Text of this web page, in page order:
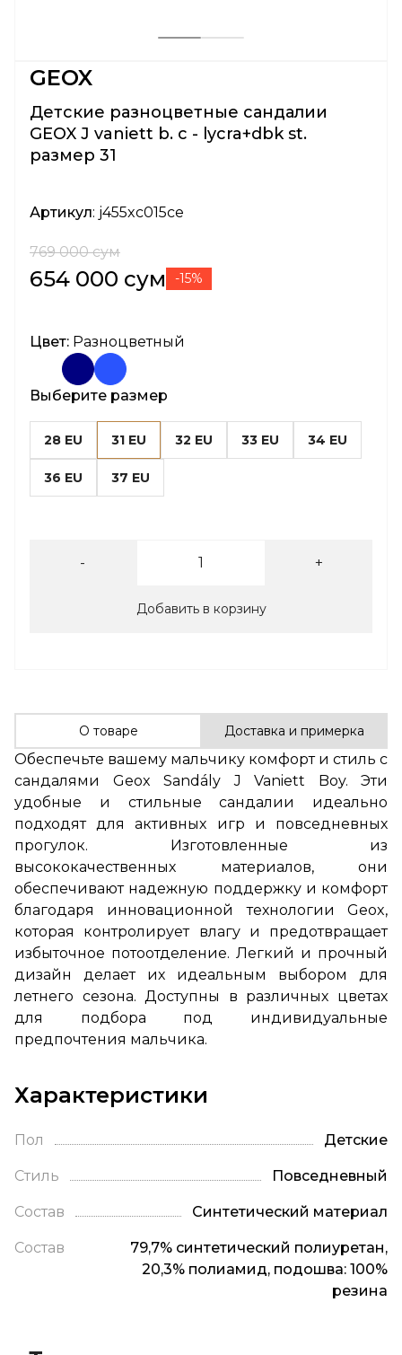
GEOX
Детские разноцветные сандалии
GEOX J vaniett b. c - lycra+dbk st.
размер 31
Артикул: j455xc015ce
769 000 сум
654 000 сум -15%
Цвет: Разноцветный
Выберите размер
28 EU 31 EU 32 EU 33 EU 34 EU
36 EU 37 EU
- +
Добавить в корзину
О товаре Доставка и примерка
Обеспечьте вашему мальчику комфорт и стиль с
сандалями Geox Sandály J Vaniett Boy. Эти
удобные и стильные сандалии идеально
подходят для активных игр и повседневных
прогулок. Изготовленные из
высококачественных материалов, они
обеспечивают надежную поддержку и комфорт
благодаря инновационной технологии Geox,
которая контролирует влагу и предотвращает
избыточное потоотделение. Легкий и прочный
дизайн делает их идеальным выбором для
летнего сезона. Доступны в различных цветах
для подбора под индивидуальные
предпочтения мальчика.
Характеристики
Пол Детские
Стиль Повседневный
Состав Синтетический материал
Состав
79,7% синтетический полиуретан,
20,3% полиамид, подошва: 100%
резина